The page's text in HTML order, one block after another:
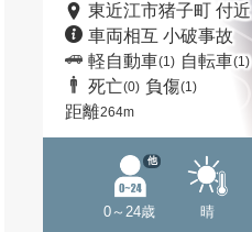
東近江市猪子町 付近
車両相互 小破事故
軽自動車(1) 自転車(1)
死亡(0) 負傷(1)
距離264m
0～24歳
他
晴